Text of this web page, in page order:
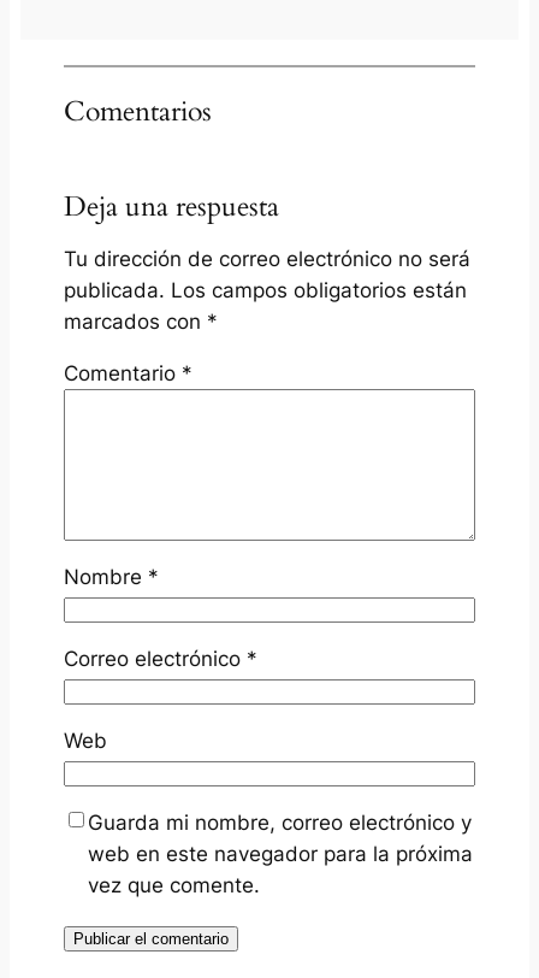
Comentarios
Deja una respuesta
Tu dirección de correo electrónico no será
publicada. Los campos obligatorios están
marcados con *
Comentario *
Nombre *
Correo electrónico *
Web
Guarda mi nombre, correo electrónico y
web en este navegador para la próxima
vez que comente.